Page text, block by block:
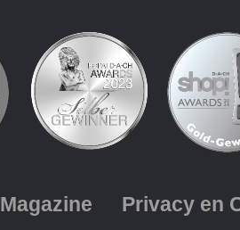
Magazine Privacy en